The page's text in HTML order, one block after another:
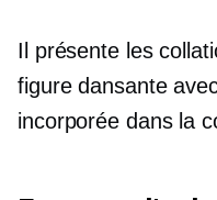
Il présente les
figure dansante
incorporée dans la